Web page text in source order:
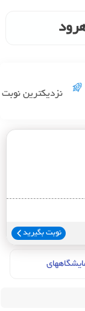
نزدیکترین نوبت
نوبت بگیرید